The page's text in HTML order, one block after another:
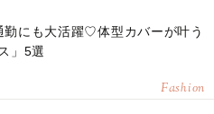
勤にも大活躍♡体型カバーが叶う
」5選
Fashion